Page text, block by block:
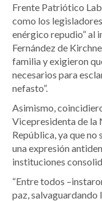
Frente Patriótico
como los
enérgico repudio” al
Fernández de
familia y exigieron
necesarios para
nefasto”.
Asimismo,
Vicepresidenta de la
República, ya que no
una expresión
instituciones
“Entre todos
paz, salvaguardando